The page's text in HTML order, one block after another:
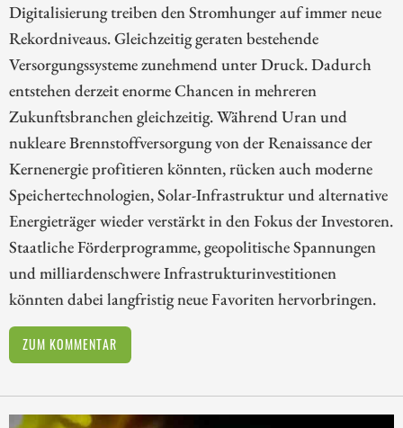
Digitalisierung treiben den Stromhunger auf immer neue
Rekordniveaus. Gleichzeitig geraten bestehende
Versorgungssysteme zunehmend unter Druck. Dadurch
entstehen derzeit enorme Chancen in mehreren
Zukunftsbranchen gleichzeitig. Während Uran und
nukleare Brennstoffversorgung von der Renaissance der
Kernenergie profitieren könnten, rücken auch moderne
Speichertechnologien, Solar-Infrastruktur und alternative
Energieträger wieder verstärkt in den Fokus der Investoren.
Staatliche Förderprogramme, geopolitische Spannungen
und milliardenschwere Infrastrukturinvestitionen
könnten dabei langfristig neue Favoriten hervorbringen.
ZUM KOMMENTAR